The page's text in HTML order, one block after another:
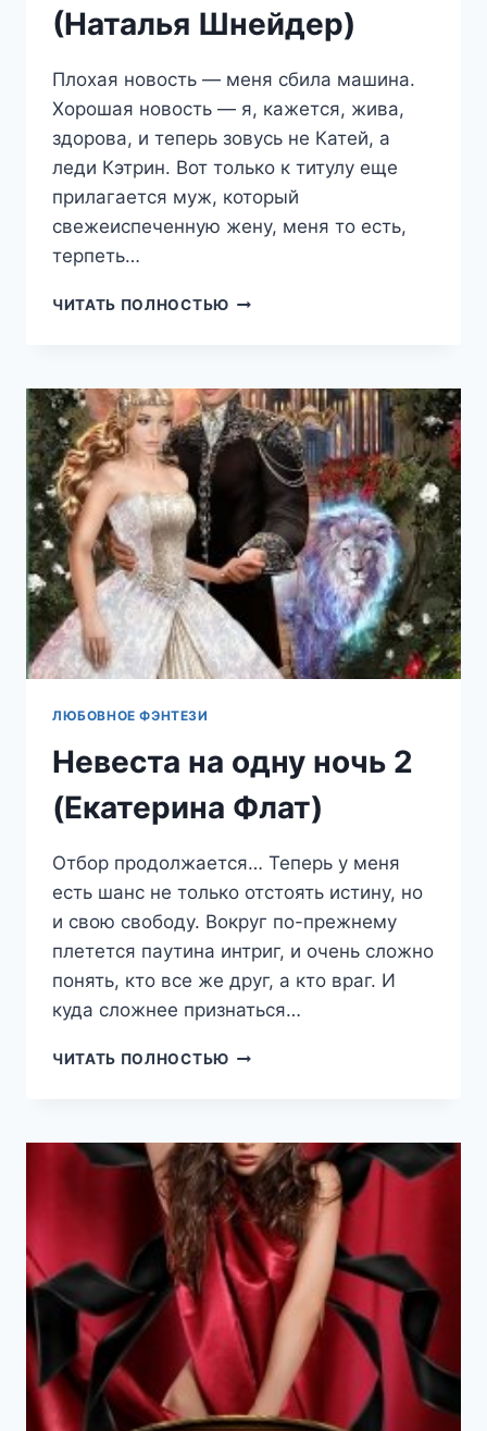
(Наталья Шнейдер)
Плохая новость — меня сбила машина.
Хорошая новость — я, кажется, жива,
здорова, и теперь зовусь не Катей, а
леди Кэтрин. Вот только к титулу еще
прилагается муж, который
свежеиспеченную жену, меня то есть,
терпеть…
ЧИТАТЬ ПОЛНОСТЬЮ ПОПАДАНКА
ШНЕЙДЕР)
ЛЮБОВНОЕ ФЭНТЕЗИ
Невеста на одну ночь 2
(Екатерина Флат)
Отбор продолжается… Теперь у меня
есть шанс не только отстоять истину, но
и свою свободу. Вокруг по-прежнему
плетется паутина интриг, и очень сложно
понять, кто все же друг, а кто враг. И
куда сложнее признаться…
ЧИТАТЬ ПОЛНОСТЬЮ НЕВЕСТА
2
(ЕКАТЕРИНА
ФЛАТ)